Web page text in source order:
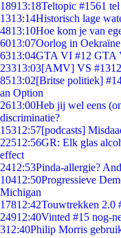
18913:18Teltopic #1561
1313:14Historisch lage
4813:10Hoe kom je van
6013:07Oorlog in
6313:04GTA VI #12 GTA
23313:03[AMV] VS #1312
8513:02[Britse politiek]
an Option
2613:00Heb jij wel eens
discriminatie?
15312:57[podcasts]
22512:56GR: Elk glas
effect
2412:53Pinda-allergie?
10412:50Progressieve
Michigan
17812:42Touwtrekken 2.0
24912:40Vinted #15 nog-
312:40Philip Morris